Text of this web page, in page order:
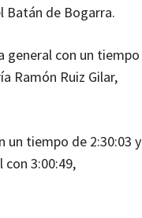
Batán de Bogarra.
general con un tiempo
Ramón Ruiz Gilar,
un tiempo de 2:30:03 y
con 3:00:49,